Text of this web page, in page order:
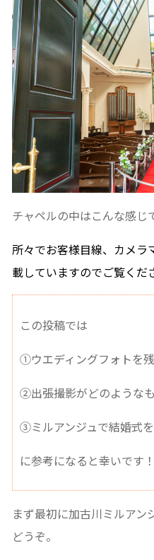
チャペルの中はこんな感じ
所々でお客様目線、カメ
載していますのでご覧くだ
この投稿では
①ウエディングフォトを
②出張撮影がどのような
③ミルアンジュで結婚式を
に参考になると幸いです！
まず最初に加古川ミルアン
どうぞ。